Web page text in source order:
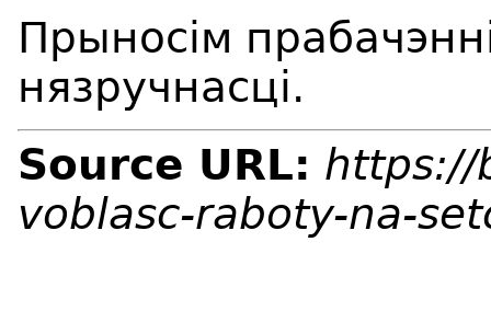
Прыносім
нязручнасці.
Source URL: https://
voblasc-raboty-na-